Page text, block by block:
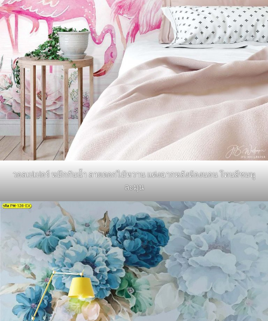
วอลเปเปอร์ หมึกกันน้ำ ลายดอกไม้หวาน แต่งฉากหลังห้องนอน โทนสีชมพู
ละมุน